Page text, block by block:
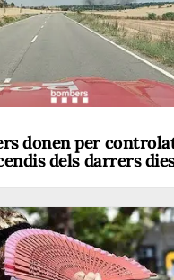
donen per
dels darrers